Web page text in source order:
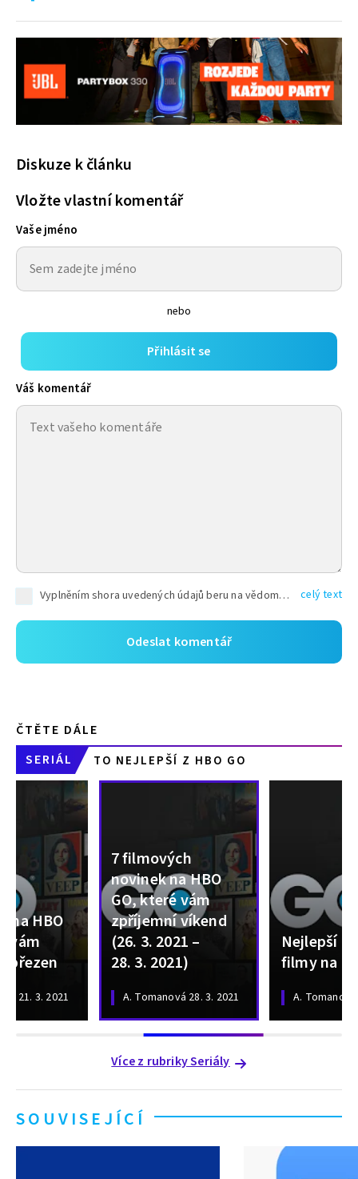
Diskuze k článku
Vložte vlastní komentář
Vaše jméno
nebo
Přihlásit se
Váš komentář
Vyplněním shora uvedených údajů beru na vědomí, že společnost TEXT FACTORY s.r.o., sídlem Brno, Durďákova 336/29, Černá Pole, PSČ: 613 00, IČ: 06157831, zapsané u Krajského soudu v Brně, oddíl C, vložka 100399, bude zpracovávat mé osobní údaje uvedené v rámci mnou vyplněného registračního formuláře na základě oprávněných zájmů TEXT FACTORY s.r.o. dle čl. 6 odst. 1 písm. f) GDPR a pro splnění právních povinností (čl. 6 odst. 1 písm. c) GDPR), a to pro tyto účely: nezbytnost zajistit oprávnění návštěvníka webových stránek provozovaných společností TEXT FACTORY s.r.o. přispívat aktivně ke zveřejněným článkům nebo v rámci diskusních fór a výkon práv TEXT FACTORY s.r.o. jako administrátora těchto diskusních fór. Více informací o zpracování osobních údajů a právech lze nalézt v celý text
ČTĚTE DÁLE
SERIÁL
TO NEJLEPŠÍ Z HBO GO
na HBO
vám
březen
21. 3. 2021
7 filmových
novinek na HBO
GO, které vám
zpříjemní víkend
(26. 3. 2021 –
28. 3. 2021)
A. Tomanová 28. 3. 2021
Nejlepší
filmy na
A. Tomanová
Více z rubriky Seriály
SOUVISEJÍCÍ